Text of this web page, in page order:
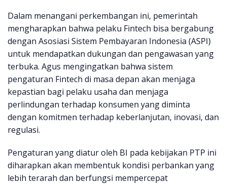
Dalam menangani perkembangan ini, pemerintah
mengharapkan bahwa pelaku Fintech bisa bergabung
dengan Asosiasi Sistem Pembayaran Indonesia (ASPI)
untuk mendapatkan dukungan dan pengawasan yang
terbuka. Agus mengingatkan bahwa sistem
pengaturan Fintech di masa depan akan menjaga
kepastian bagi pelaku usaha dan menjaga
perlindungan terhadap konsumen yang diminta
dengan komitmen terhadap keberlanjutan, inovasi, dan
regulasi.
Pengaturan yang diatur oleh BI pada kebijakan PTP ini
diharapkan akan membentuk kondisi perbankan yang
lebih terarah dan berfungsi mempercepat